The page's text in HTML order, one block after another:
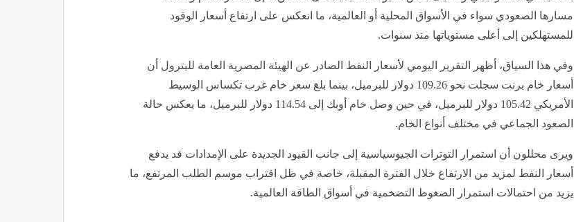
مسارها الصعودي سواء في الأسواق المحلية أو العالمية، ما انعكس على ارتفاع أسعار الوقود
للمستهلكين إلى أعلى مستوياتها منذ سنوات.
وفي هذا السياق، أظهر التقرير اليومي لأسعار النفط الصادر عن الهيئة المصرية العامة للبترول أن
أسعار خام برنت سجلت نحو 109.26 دولار للبرميل، بينما بلغ سعر خام غرب تكساس الوسيط
الأمريكي 105.42 دولار للبرميل، في حين وصل خام أوبك إلى 114.54 دولار للبرميل، ما يعكس حالة
الصعود الجماعي في مختلف أنواع الخام.
ويرى محللون أن استمرار التوترات الجيوسياسية إلى جانب القيود الجديدة على الإمدادات قد يدفع
أسعار النفط لمزيد من الارتفاع خلال الفترة المقبلة، خاصة في ظل اقتراب موسم الطلب المرتفع، ما
يزيد من احتمالات استمرار الضغوط التضخمية في أسواق الطاقة العالمية.